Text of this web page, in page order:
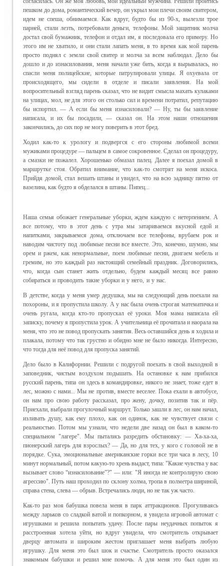
пешком до дома, романтический вечер, он укрыл мои плечи своим свитером,
идем не спеша, обнимаемся. Как вдруг, будто бы из 90-х, вылезли трое
парней, стали лезть, потребовали деньги, телефоны. Мой защитник молча
достал свой бумажник, телефон и отдал им, я последовала его примеру. Но
этого им не хватило, и они стали лапать меня, в то время как мой парень
просто поднял с земли свой свитер и молча за всем наблюдал. Дело бы
дошло и до изнасилования, меня начали уже бить, когда я вырывалась, но
спасли меня полицейские, которые патрулировали улицы. Я охуевала от
происходящего, мы сидели в отделе и писали заявления. На мой
вопросительный взгляд парень сказал, что не видит смысла махать кулаками
на улицах, мол, не для этого он столько сил и времени потратил, репутацию
бы испортил. — А если бы меня изнасиловали? — Ну, ты бы заявление
написала, и их бы посадили, — сказал он. На этом наши отношения
закончились, до сих пор не могу поверить в этот бред.
Ходил как-то к урологу и подвергся с его стороны любимой всеми
мужиками процедуре — пальцем в самое сокровенное. Сделал он процедуру,
а смазки не пожалел. Хорошенько обмазал палец. Далее я поехал домой в
маршрутке стоя. Обратил внимание, что как-то смотрят на меня искоса.
Прийдя домой, стал вешать штаны и увидел, что на всю задницу пятно от
вазелина, как будто я обделался в штаны. Пипец...
Наша семья обожает генеральные уборки, ждем каждую с нетерпением. А
все потому, что в этот день с утра мы затариваемся вкусной едой и
напитками, закрываемся дома, отключаем все телефоны, врубаем рок и
наводим чистоту под любимые песни все вместе. Это, конечно, шумно, мы
орем и ржем, как ненормальные, поем любимые песни, двигаем мебель и
гремим, но это каждый раз настоящий семейный праздник. Договорились,
что, когда сын станет жить отдельно, будем каждый месяц все равно
собираться и проводить такие уборки и у него, и у нас.
В детстве, когда у меня умер дедушка, мы на следующий день поехали на
похороны, и я пропустила школу. А у нас была очень строгая математичка и
очень ругала, когда кто-то пропускал её уроки. Моя мама написала ей
записку, почему я пропустила урок. А учительница её прочитала и наорала на
меня, что это не повод пропускать занятия. Весь оставшийся день я ходила и
плакала, потому что так грустно и обидно мне не было никогда. Интересно,
что тогда для неё повод для пропуска занятий.
Дело было в Калифорнии. Решили с подругой поехать в свой выходной в
заповедник, чистым воздухом подышать. На остановке к нам прибился
русский парень, типа он здесь в командировке, никого не знает, тоже едет в
лес, можно с нами... Мы не против, вместе веселее. Пока ехали в автобусе,
он нам про свою работу рассказал, про жену, дочку, позитив так и пёр.
Приехали, выбрали прогулочный маршрут. Только зашли в лес, он нам начал,
изливать душу, как ему плохо, как он одинок, как не чувствует связи с
реальностью. Потом мы узнали, что недели две назад он был в каком-то
специальном "лагере". Мы пытались разредить обстановку: — Ха-ха-ха,
пионерский лагерь для взрослых? — Да, но для тех, у кого с головой не в
порядке. Сука, эмоциональные американские горки все три часа в лесу, 10
минут нормальный, потом какую-то хрень выдаст, типа: "Какие чувства у вас
вызывает слово “изнасилование”?" — или: "Я иногда не контролирую свою
агрессию". Путь наш проходил по склону холма, тропа в полметра шириной,
справа стена, слева — обрыв. Встречались люди, но не так уж часто.
Как-то раз моя бабушка повела меня в парк аттракционов. Прогуливаясь
между ларьков со сладкой ватой и попкорном, я увидела игровой автомат с
игрушками и решила попытать удачу. После пары неудачных попыток я
расстроенная хотела уйти, но вдруг увидела, что смотритель открывает
дверцу автомата и широким жестом приглашает меня выбрать любую
игрушку. Для меня это был шок и счастье. Смотритель просто оказался
знакомым бабушки и решил мне помочь. А для меня это был один из